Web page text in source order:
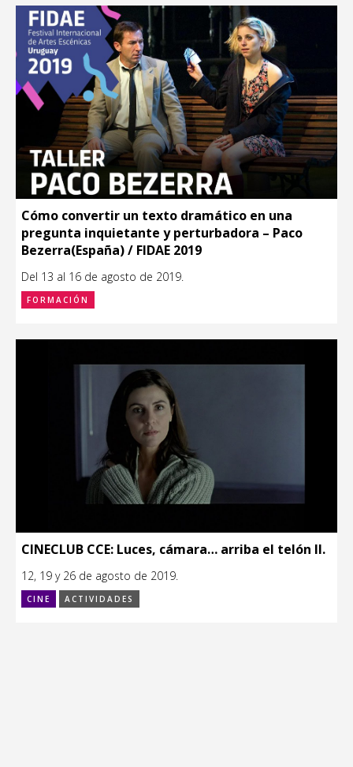
Cómo convertir un texto dramático en una
pregunta inquietante y perturbadora – Paco
Bezerra(España) / FIDAE 2019
Del 13 al 16 de agosto de 2019.
FORMACIÓN
CINECLUB CCE: Luces, cámara… arriba el telón II.
12, 19 y 26 de agosto de 2019.
CINE ACTIVIDADES